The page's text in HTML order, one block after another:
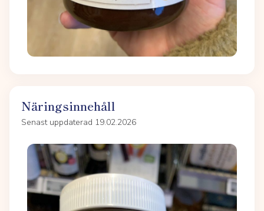
Näringsinnehåll
Senast uppdaterad 19.02.2026